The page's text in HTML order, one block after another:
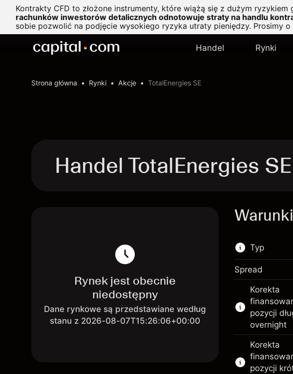
Kontrakty CFD to złożone instrumenty, które wiążą się z dużym
rachunków inwestorów detalicznych odnotowuje straty na handlu
sobie pozwolić na podjęcie wysokiego ryzyka utraty pieniędzy. Prosimy o
Handel Rynki
Strona główna Rynki Akcje TotalEnergies SE
Handel TotalEnergies
Rynek jest obecnie
niedostępny
Dane rynkowe są przedstawiane według
stanu z 2026-08-07T15:26:06+00:00
Typ
Ten
handlu
Więcej
Kontrakty
Opcje
Spread
Korekta
pozycji
overnight
Korekta
pozycji